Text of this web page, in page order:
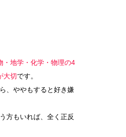
・地学・化学・物理の4
大切です。
、ややもすると好き嫌
方もいれば、全く正反